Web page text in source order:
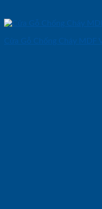
Cửa Gỗ Chống Cháy MDF